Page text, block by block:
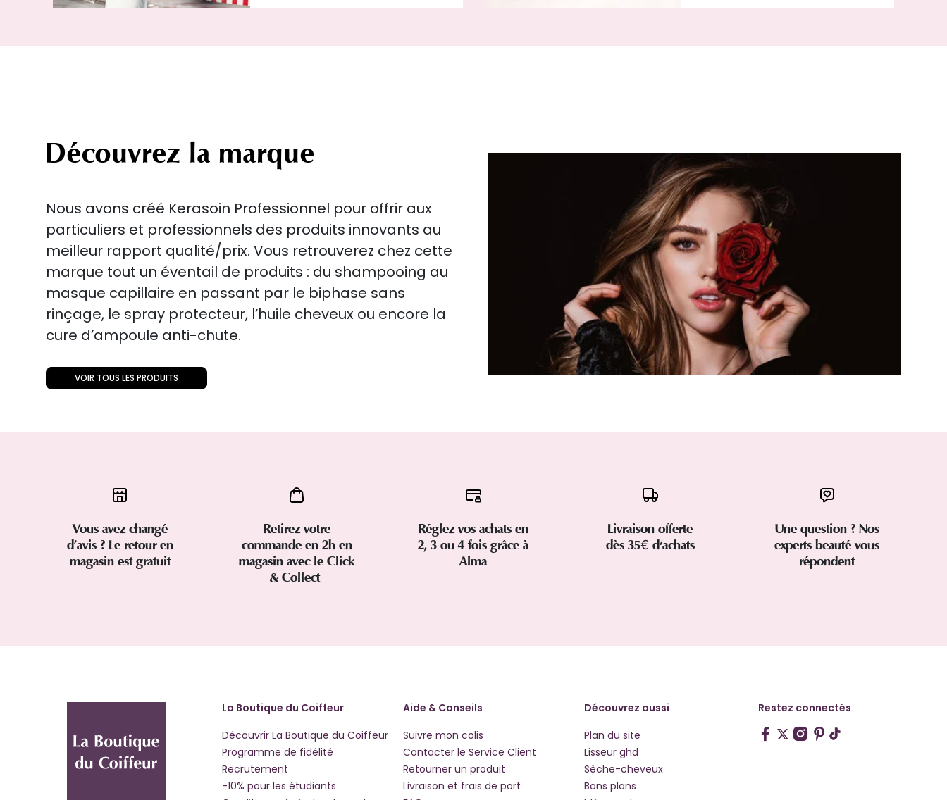
Découvrez la marque
Nous avons créé Kerasoin Professionnel pour offrir aux
particuliers et professionnels des produits innovants au
meilleur rapport qualité/prix. Vous retrouverez chez cette
marque tout un éventail de produits : du shampooing au
masque capillaire en passant par le biphase sans
rinçage, le spray protecteur, l’huile cheveux ou encore la
cure d’ampoule anti-chute.
VOIR TOUS LES PRODUITS
Vous avez changé
d’avis ? Le retour en
magasin est gratuit
Retirez votre
commande en 2h en
magasin avec le Click
& Collect
Réglez vos achats en
2, 3 ou 4 fois grâce à
Alma
Livraison offerte
dès 35€ d'achats
Une question ? Nos
experts beauté vous
répondent
La Boutique du Coiffeur
Découvrir La Boutique du Coiffeur
Programme de fidélité
Recrutement
-10% pour les étudiants
Aide & Conseils
Suivre mon colis
Contacter le Service Client
Retourner un produit
Livraison et frais de port
Découvrez aussi
Plan du site
Lisseur ghd
Sèche-cheveux
Bons plans
Restez connectés